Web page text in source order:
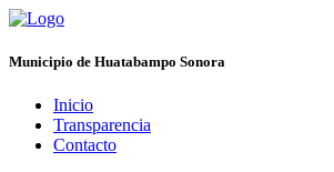
Municipio de Huatabampo Sonora
Inicio
Transparencia
Contacto